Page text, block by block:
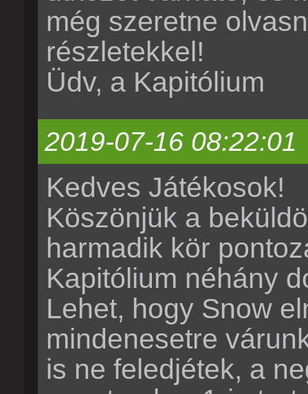
még szeretne
részletekkel!
Üdv, a Kapitólium
2019-07-16 08:22:01
Kedves Játékosok!
Köszönjük a
harmadik kör
Kapitólium néhány
Lehet, hogy Snow
mindenesetre
is ne feledjétek, a